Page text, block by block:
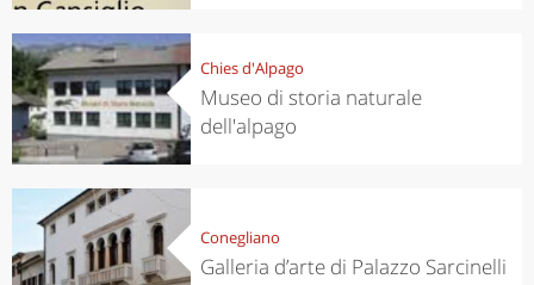
Chies d'Alpago
Museo di storia naturale
dell'alpago
Conegliano
Galleria d’arte di Palazzo Sarcinelli